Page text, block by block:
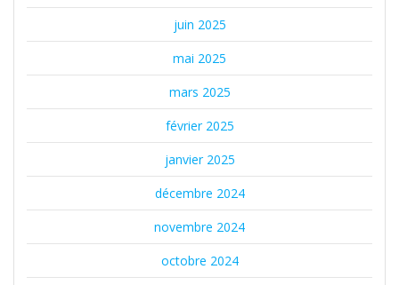
juin 2025
mai 2025
mars 2025
février 2025
janvier 2025
décembre 2024
novembre 2024
octobre 2024